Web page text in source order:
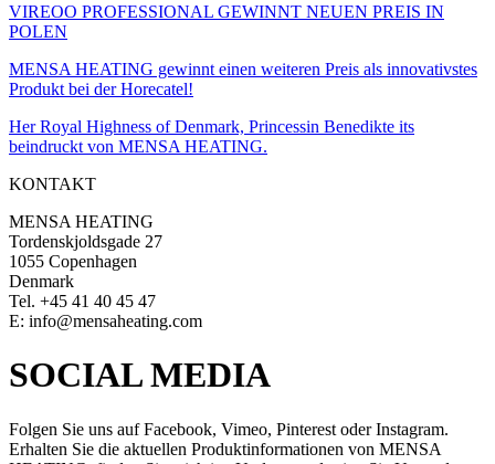
VIREOO PROFESSIONAL GEWINNT NEUEN PREIS IN
POLEN
MENSA HEATING gewinnt einen weiteren Preis als innovativstes
Produkt bei der Horecatel!
Her Royal Highness of Denmark, Princessin Benedikte its
beindruckt von MENSA HEATING.
KONTAKT
MENSA HEATING
Tordenskjoldsgade 27
1055 Copenhagen
Denmark
Tel. +45 41 40 45 47
E: info@mensaheating.com
SOCIAL MEDIA
Folgen Sie uns auf Facebook, Vimeo, Pinterest oder Instagram.
Erhalten Sie die aktuellen Produktinformationen von MENSA